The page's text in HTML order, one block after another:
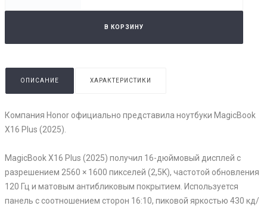
В КОРЗИНУ
ОПИСАНИЕ ХАРАКТЕРИСТИКИ
Компания Honor официально представила ноутбуки MagicBook
X16 Plus (2025).
MagicBook X16 Plus (2025) получил 16-дюймовый дисплей с
разрешением 2560 × 1600 пикселей (2,5K), частотой обновления
120 Гц и матовым антибликовым покрытием. Используется
панель с соотношением сторон 16:10, пиковой яркостью 430 кд/